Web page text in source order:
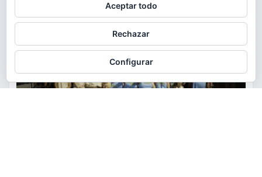
Aceptar todo
Rechazar
Configurar
Para obtener más información, incluido cómo gestionar las cookies,